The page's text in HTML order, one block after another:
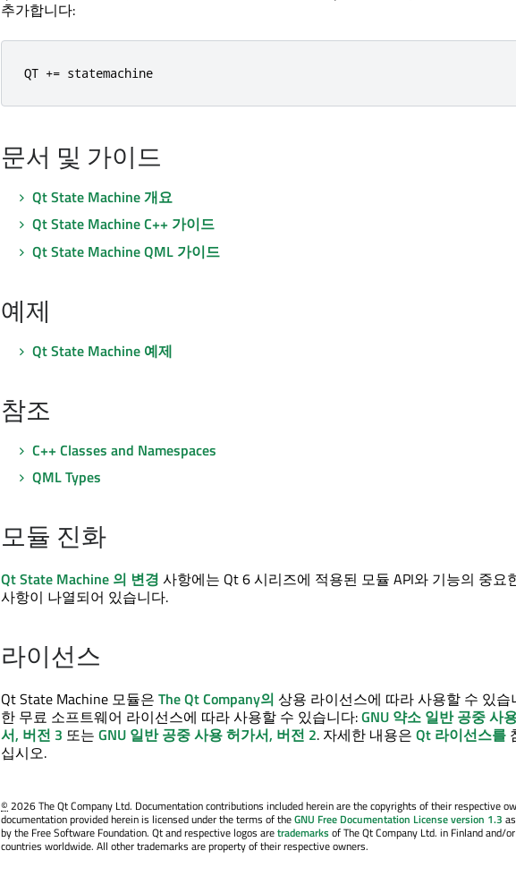
추가합니다:
QT += statemachine
문서 및 가이드
Qt State Machine개요
Qt State MachineC++ 가이드
Qt State MachineQML 가이드
예제
Qt State Machine 예제
참조
C++ Classes and Namespaces
QML Types
모듈 진화
Qt State Machine 의 변경 사항에는 Qt 6 시리즈에 적용된 모듈 API와 기능의 중요
사항이 나열되어 있습니다.
라이선스
Qt State Machine 모듈은 The Qt Company의 상용 라이선스에 따라 사용할 수 있습
한 무료 소프트웨어 라이선스에 따라 사용할 수 있습니다:GNU 약소 일반 공중 사
서, 버전 3 또는 GNU 일반 공중 사용 허가서, 버전 2. 자세한 내용은 Qt 라이선스를
십시오.
©2026 The Qt Company Ltd. Documentation contributions included herein are the copyrights of their respective
documentation provided herein is licensed under the terms of theGNU Free Documentation License version 1.3
by the Free Software Foundation. Qt and respective logos aretrademarksof The Qt Company Ltd. in Finland and/
countries worldwide. All other trademarks are property of their respective owners.